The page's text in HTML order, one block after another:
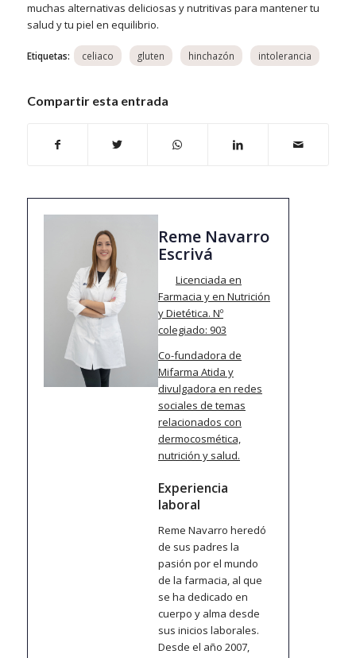
muchas alternativas deliciosas y nutritivas para mantener tu
salud y tu piel en equilibrio.
Etiquetas:
Compartir esta entrada
Reme Navarro
Escrivá
Licenciada en
Farmacia y en Nutrición
y Dietética. Nº
colegiado: 903
Co-fundadora de
Mifarma Atida y
divulgadora en redes
sociales de temas
relacionados con
dermocosmética,
nutrición y salud.
Experiencia
laboral
Reme Navarro heredó
de sus padres la
pasión por el mundo
de la farmacia, al que
se ha dedicado en
cuerpo y alma desde
sus inicios laborales.
Desde el año 2007,